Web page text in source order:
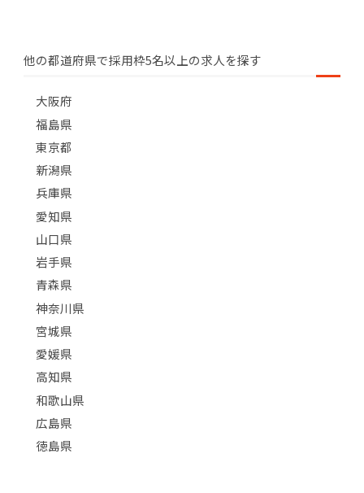
他の都道府県で採用枠5名以上の求人を探す
大阪府
福島県
東京都
新潟県
兵庫県
愛知県
山口県
岩手県
青森県
神奈川県
宮城県
愛媛県
高知県
和歌山県
広島県
徳島県